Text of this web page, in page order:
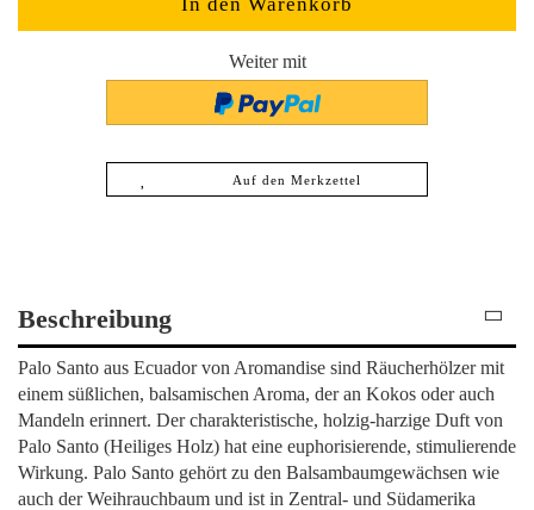
Weiter mit
Auf den Merkzettel
Beschreibung
Palo Santo aus Ecuador von Aromandise sind Räucherhölzer mit
einem süßlichen, balsamischen Aroma, der an Kokos oder auch
Mandeln erinnert. Der charakteristische, holzig-harzige Duft von
Palo Santo (Heiliges Holz) hat eine euphorisierende, stimulierende
Wirkung. Palo Santo gehört zu den Balsambaumgewächsen wie
auch der Weihrauchbaum und ist in Zentral- und Südamerika